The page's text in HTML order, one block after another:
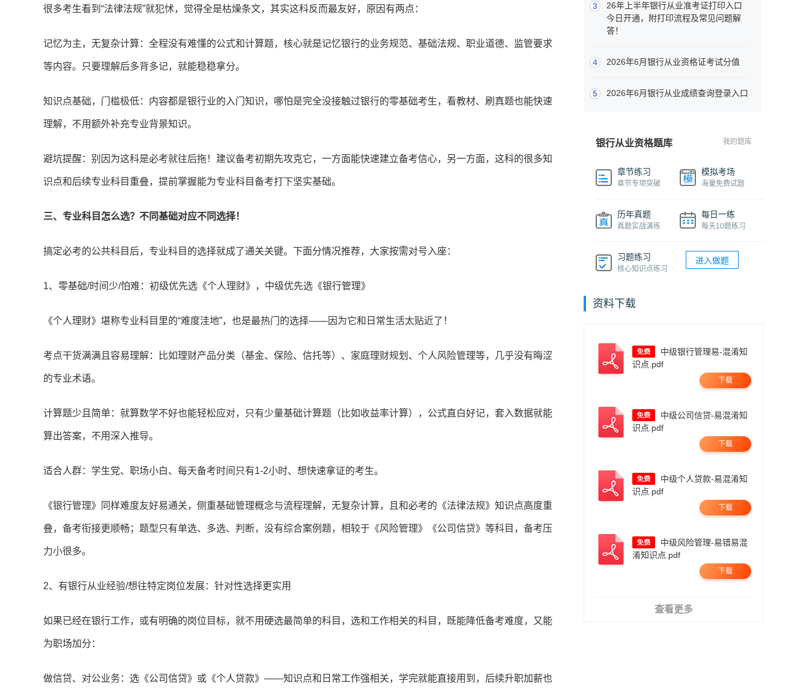
很多考生看到“法律法规”就犯怵，觉得全是枯燥条文，其实这科反而最友好，原因有两点：
记忆为主，无复杂计算：全程没有难懂的公式和计算题，核心就是记忆银行的业务规范、基础法规、职业道德、监管要求
等内容。只要理解后多背多记，就能稳稳拿分。
知识点基础，门槛极低：内容都是银行业的入门知识，哪怕是完全没接触过银行的零基础考生，看教材、刷真题也能快速
理解，不用额外补充专业背景知识。
避坑提醒：别因为这科是必考就往后拖！建议备考初期先攻克它，一方面能快速建立备考信心，另一方面，这科的很多知
识点和后续专业科目重叠，提前掌握能为专业科目备考打下坚实基础。
三、专业科目怎么选？不同基础对应不同选择！
搞定必考的公共科目后，专业科目的选择就成了通关关键。下面分情况推荐，大家按需对号入座：
1、零基础/时间少/怕难：初级优先选《个人理财》，中级优先选《银行管理》
《个人理财》堪称专业科目里的“难度洼地”，也是最热门的选择——因为它和日常生活太贴近了！
考点干货满满且容易理解：比如理财产品分类（基金、保险、信托等）、家庭理财规划、个人风险管理等，几乎没有晦涩
的专业术语。
计算题少且简单：就算数学不好也能轻松应对，只有少量基础计算题（比如收益率计算），公式直白好记，套入数据就能
算出答案，不用深入推导。
适合人群：学生党、职场小白、每天备考时间只有1-2小时、想快速拿证的考生。
《银行管理》同样难度友好易通关，侧重基础管理概念与流程理解，无复杂计算，且和必考的《法律法规》知识点高度重
叠，备考衔接更顺畅；题型只有单选、多选、判断，没有综合案例题，相较于《风险管理》《公司信贷》等科目，备考压
力小很多。
2、有银行从业经验/想往特定岗位发展：针对性选择更实用
如果已经在银行工作，或有明确的岗位目标，就不用硬选最简单的科目，选和工作相关的科目，既能降低备考难度，又能
为职场加分：
做信贷、对公业务：选《公司信贷》或《个人贷款》——知识点和日常工作强相关，学完就能直接用到，后续升职加薪也
3
26年上半年银行从业准考证打印入口
今日开通，附打印流程及常见问题解
答！
4 2026年6月银行从业资格证考试分值
5 2026年6月银行从业成绩查询登录入口
银行从业资格题库 我的题库
章节练习
章节专项突破
模拟考场
海量免费试题
历年真题
真题实战演练
每日一练
每天10题练习
习题练习
核心知识点练习
进入做题
资料下载
识点.pdf
下载
识点.pdf
下载
识点.pdf
下载
淆知识点.pdf
下载
查看更多